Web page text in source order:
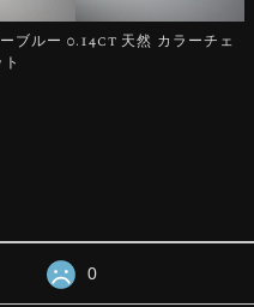
ブルー 0.14ct 天然 カラーチェ
0